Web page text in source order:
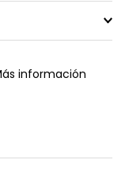
información